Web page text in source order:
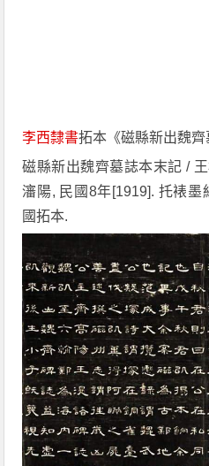
李西隸書拓本《磁縣新出魏齊
磁縣新出魏齊墓誌本末記 /
瀋陽, 民國8年[1919]. 托裱墨
國拓本.